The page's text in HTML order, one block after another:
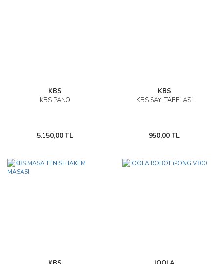
KBS
KBS PANO
5.150,00 TL
KBS
KBS SAYI TABELASI
950,00 TL